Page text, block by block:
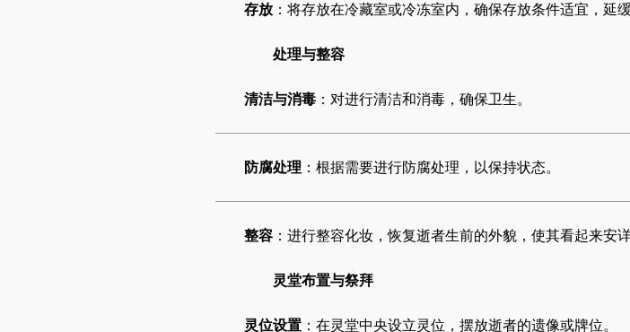
存放 ：将存放在冷藏室或冷冻室内，确保存放条件适宜，延
处理与整容
清洁与消毒 ：对进行清洁和消毒，确保卫生。
防腐处理 ：根据需要进行防腐处理，以保持状态。
整容 ：进行整容化妆，恢复逝者生前的外貌，使其看起来安详
灵堂布置与祭拜
灵位设置 ：在灵堂中央设立灵位，摆放逝者的遗像或牌位。